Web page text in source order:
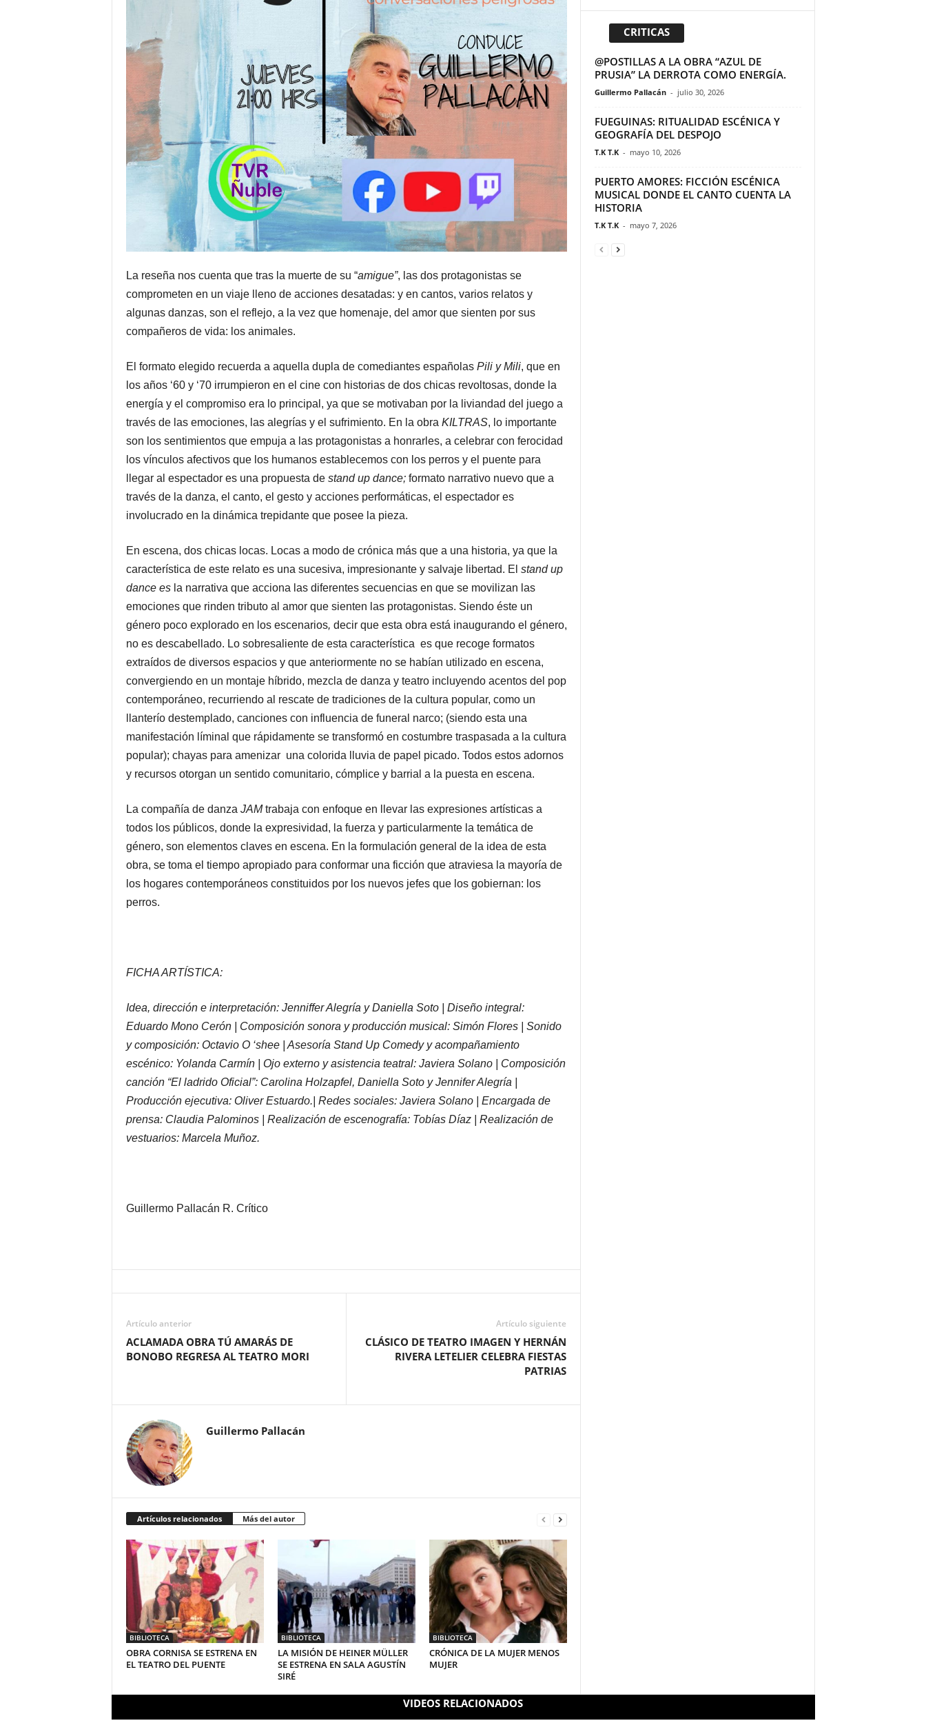
La reseña nos cuenta que tras la muerte de su “amigue”, las dos protagonistas se
comprometen en un viaje lleno de acciones desatadas: y en cantos, varios relatos y
algunas danzas, son el reflejo, a la vez que homenaje, del amor que sienten por sus
compañeros de vida: los animales.
El formato elegido recuerda a aquella dupla de comediantes españolas Pili y Mili, que en
los años ‘60 y ‘70 irrumpieron en el cine con historias de dos chicas revoltosas, donde la
energía y el compromiso era lo principal, ya que se motivaban por la liviandad del juego a
través de las emociones, las alegrías y el sufrimiento. En la obra KILTRAS, lo importante
son los sentimientos que empuja a las protagonistas a honrarles, a celebrar con ferocidad
los vínculos afectivos que los humanos establecemos con los perros y el puente para
llegar al espectador es una propuesta de stand up dance; formato narrativo nuevo que a
través de la danza, el canto, el gesto y acciones performáticas, el espectador es
involucrado en la dinámica trepidante que posee la pieza.
En escena, dos chicas locas. Locas a modo de crónica más que a una historia, ya que la
característica de este relato es una sucesiva, impresionante y salvaje libertad. El stand up
dance es la narrativa que acciona las diferentes secuencias en que se movilizan las
emociones que rinden tributo al amor que sienten las protagonistas. Siendo éste un
género poco explorado en los escenarios, decir que esta obra está inaugurando el género,
no es descabellado. Lo sobresaliente de esta característica es que recoge formatos
extraídos de diversos espacios y que anteriormente no se habían utilizado en escena,
convergiendo en un montaje híbrido, mezcla de danza y teatro incluyendo acentos del pop
contemporáneo, recurriendo al rescate de tradiciones de la cultura popular, como un
llanterío destemplado, canciones con influencia de funeral narco; (siendo esta una
manifestación líminal que rápidamente se transformó en costumbre traspasada a la cultura
popular); chayas para amenizar una colorida lluvia de papel picado. Todos estos adornos
y recursos otorgan un sentido comunitario, cómplice y barrial a la puesta en escena.
La compañía de danza JAMtrabaja con enfoque en llevar las expresiones artísticas a
todos los públicos, donde la expresividad, la fuerza y particularmente la temática de
género, son elementos claves en escena. En la formulación general de la idea de esta
obra, se toma el tiempo apropiado para conformar una ficción que atraviesa la mayoría de
los hogares contemporáneos constituidos por los nuevos jefes que los gobiernan: los
perros.
FICHA ARTÍSTICA:
Idea, dirección e interpretación: Jenniffer Alegría y Daniella Soto | Diseño integral:
Eduardo Mono Cerón | Composición sonora y producción musical: Simón Flores | Sonido
y composición: Octavio O ‘shee | Asesoría Stand Up Comedy y acompañamiento
escénico: Yolanda Carmín | Ojo externo y asistencia teatral: Javiera Solano | Composición
canción “El ladrido Oficial”: Carolina Holzapfel, Daniella Soto y Jennifer Alegría |
Producción ejecutiva: Oliver Estuardo.| Redes sociales: Javiera Solano | Encargada de
prensa: Claudia Palominos | Realización de escenografía: Tobías Díaz | Realización de
vestuarios: Marcela Muñoz.
Guillermo Pallacán R. Crítico
Artículo anterior
ACLAMADA OBRA TÚ AMARÁS DE
BONOBO REGRESA AL TEATRO MORI
Artículo siguiente
CLÁSICO DE TEATRO IMAGEN Y HERNÁN
RIVERA LETELIER CELEBRA FIESTAS
PATRIAS
Guillermo Pallacán
Artículos relacionados Más del autor
BIBLIOTECA
OBRA CORNISA SE ESTRENA EN
EL TEATRO DEL PUENTE
BIBLIOTECA
LA MISIÓN DE HEINER MÜLLER
SE ESTRENA EN SALA AGUSTÍN
SIRÉ
BIBLIOTECA
CRÓNICA DE LA MUJER MENOS
MUJER
CRITICAS
@POSTILLAS A LA OBRA “AZUL DE
PRUSIA” LA DERROTA COMO ENERGÍA.
Guillermo Pallacán - julio 30, 2026
FUEGUINAS: RITUALIDAD ESCÉNICA Y
GEOGRAFÍA DEL DESPOJO
T.K T.K - mayo 10, 2026
PUERTO AMORES: FICCIÓN ESCÉNICA
MUSICAL DONDE EL CANTO CUENTA LA
HISTORIA
T.K T.K - mayo 7, 2026
VIDEOS RELACIONADOS